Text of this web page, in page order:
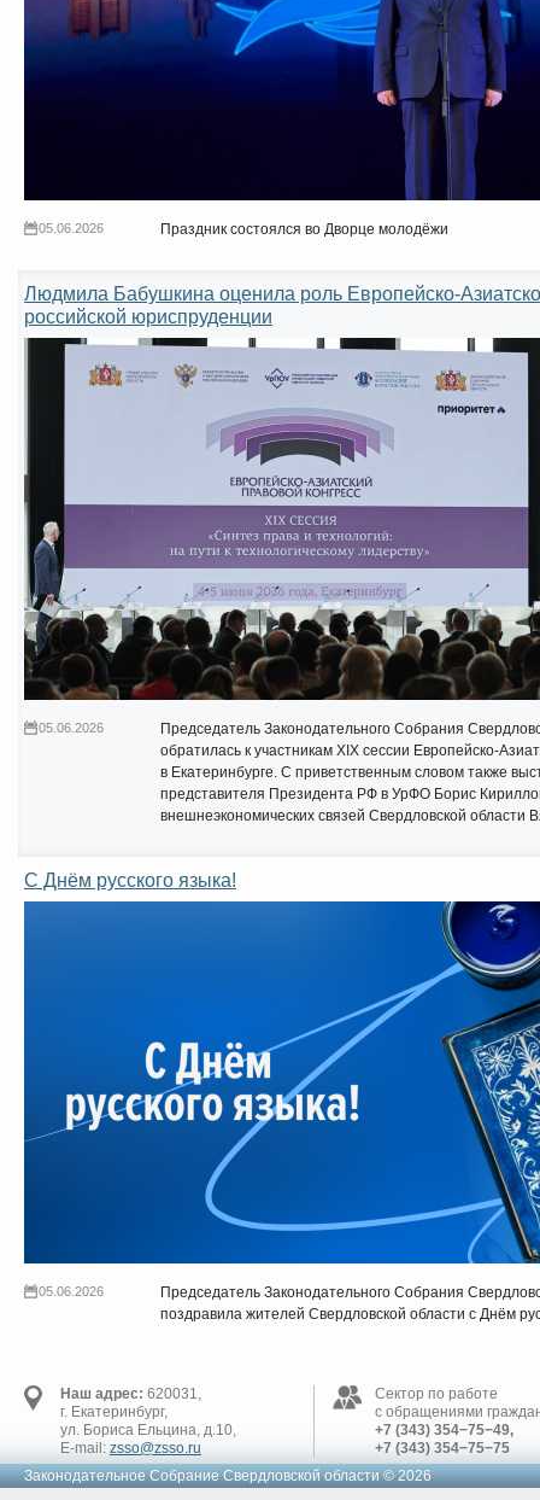
05.06.2026 Праздник состоялся во Дворце молодёжи
Людмила Бабушкина оценила роль Европейско-
российской юриспруденции
05.06.2026
Председатель Законодательного Собрания
обратилась к участникам XIX сессии Европейско-
в Екатеринбурге. С приветственным словом также
представителя Президента РФ в УрФО Борис
внешнеэкономических связей Свердловской области
С Днём русского языка!
05.06.2026
Председатель Законодательного Собрания
поздравила жителей Свердловской области с Днём
Наш адрес: 620031,
г. Екатеринбург,
ул. Бориса Ельцина, д.10,
E-mail: zsso@zsso.ru
Сектор по работе
с обращениями
+7 (343) 354−75−49,
+7 (343) 354−75−75
Законодательное Cобрание Свердловской области © 2026